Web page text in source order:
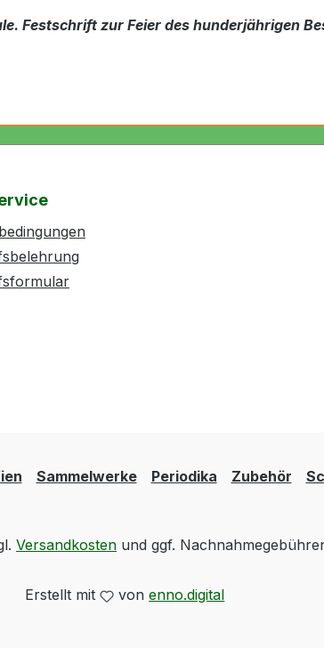
Festschrift zur Feier des hunderjährigen
Sammelwerke Periodika Zubehör
Versandkosten und ggf.
Erstellt mit vonenno.digital